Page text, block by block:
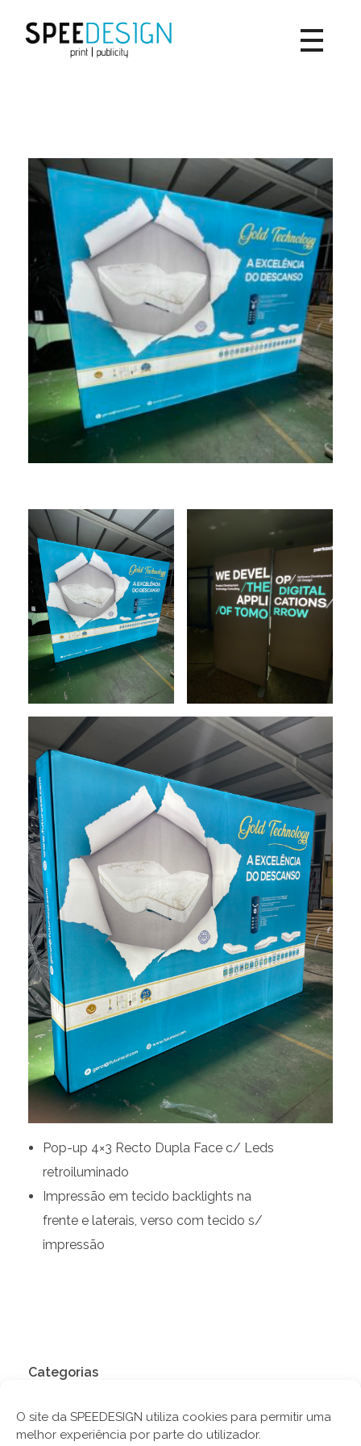
O site da SPEEDESIGN utiliza cookies para permitir uma
melhor experiência por parte do utilizador.
Pop-up 4×3 Recto Dupla Face c/ Leds
retroiluminado
Impressão em tecido backlights na
frente e laterais, verso com tecido s/
impressão
Categorias